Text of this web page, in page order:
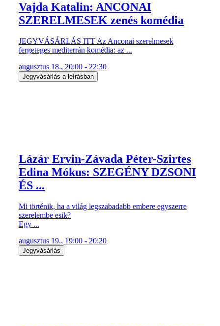
Vajda Katalin: ANCONAI
SZERELMESEK zenés komédia
JEGYVÁSÁRLÁS ITT Az Anconai szerelmesek
fergeteges mediterrán komédia: az ...
augusztus 18., 20:00 - 22:30
Jegyvásárlás a leírásban
Lázár Ervin-Závada Péter-Szirtes
Edina Mókus: SZEGÉNY DZSONI
ÉS ...
Mi történik, ha a világ legszabadabb embere egyszerre
szerelembe esik?
Egy ...
augusztus 19., 19:00 - 20:20
Jegyvásárlás